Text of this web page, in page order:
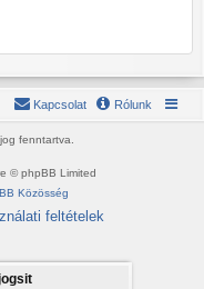
Rólunk
Kapcsolat
fenntartva.
© phpBB Limited
Közösség
feltételek